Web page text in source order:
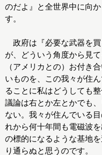
のだよ』と全世界中に向
す。
政府は『必要な武器を
が、どういう角度から見て
（アメリカとの）お付き
いものを、この我々が住
ることに私はどうしても
議論は右とか左とかでも
ない。我々が住んでいる
れから何十年間も電磁波
の標的になるような基地
り通らぬと思うのです。